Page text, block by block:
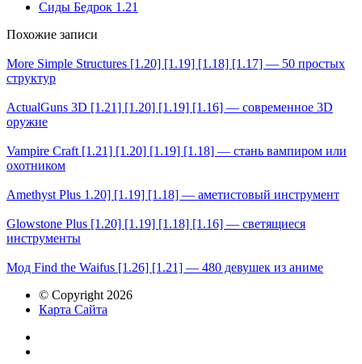
Сиды Бедрок 1.21
Похожие записи
More Simple Structures [1.20] [1.19] [1.18] [1.17] — 50 простых
структур
ActualGuns 3D [1.21] [1.20] [1.19] [1.16] — современное 3D
оружие
Vampire Craft [1.21] [1.20] [1.19] [1.18] — стань вампиром или
охотником
Amethyst Plus 1.20] [1.19] [1.18] — аметистовый инструмент
Glowstone Plus [1.20] [1.19] [1.18] [1.16] — светящиеся
инструменты
Мод Find the Waifus [1.26] [1.21] — 480 девушек из аниме
© Copyright 2026
Карта Сайта